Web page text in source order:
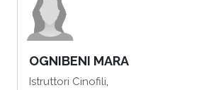
OGNIBENI MARA
Istruttori Cinofili,